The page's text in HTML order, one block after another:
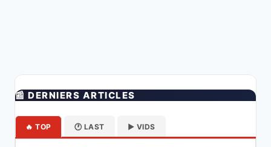
📰 DERNIERS ARTICLES
🔥 TOP 🕐 LAST ▶️ VIDS